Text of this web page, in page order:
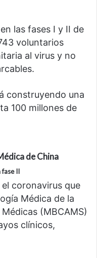
las fases I y II de
voluntarios
al virus y no
construyendo una
100 millones de
de China
fase II
coronavirus que
Médica de la
(MBCAMS)
clínicos,